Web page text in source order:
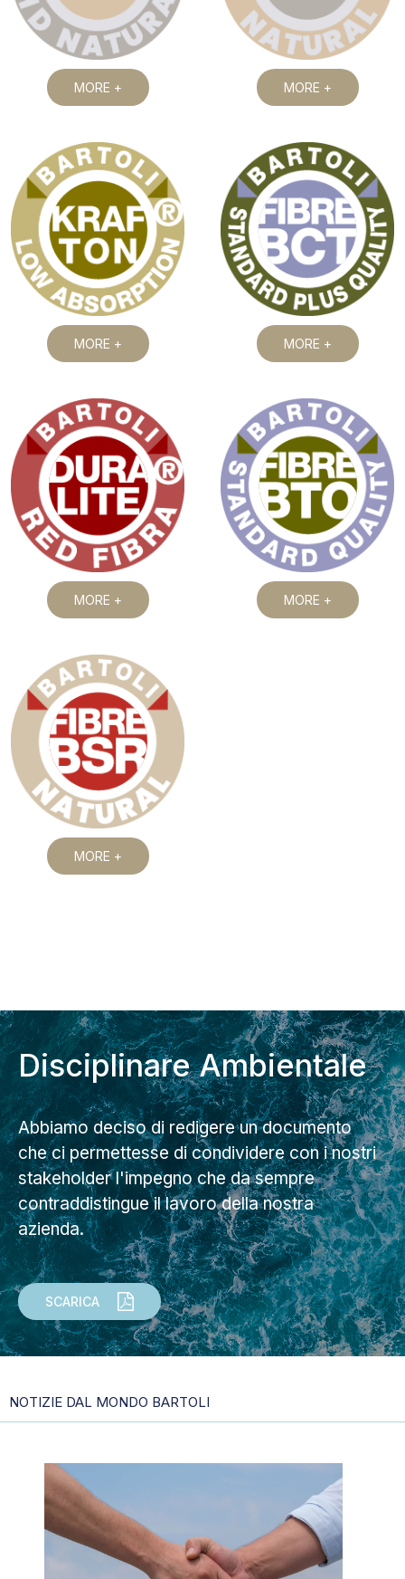
MORE + MORE +
MORE + MORE +
MORE + MORE +
MORE +
Disciplinare Ambientale
Abbiamo deciso di redigere un documento
che ci permettesse di condividere con i nostri
stakeholder l'impegno che da sempre
contraddistingue il lavoro della nostra
azienda.
SCARICA
NOTIZIE DAL MONDO BARTOLI